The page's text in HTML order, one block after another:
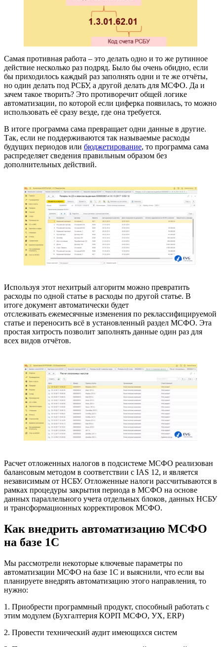
Самая противная работа – это делать одно и то же рутинное
действие несколько раз подряд. Было бы очень обидно, если
бы приходилось каждый раз заполнять одни и те же отчёты,
но один делать под РСБУ, а другой делать для МСФО. Да и
зачем такое творить? Это противоречит общей логике
автоматизации, по которой если циферка появилась, то можно
использовать её сразу везде, где она требуется.
В итоге программа сама превращает одни данные в другие.
Так, если не поддерживаются так называемые расходы
будущих периодов или бюджетирование, то программа сама
распределяет сведения правильным образом без
дополнительных действий.
Используя этот нехитрый алгоритм можно превратить
расходы по одной статье в расходы по другой статье. В
итоге документ автоматически будет
отслеживать ежемесячные изменения по реклассифицируемой
статье и переносить всё в установленный раздел МСФО. Эта
простая хитрость позволит заполнять данные один раз для
всех видов отчётов.
Расчет отложенных налогов в подсистеме МСФО реализован
балансовым методом в соответствии с IAS 12, и является
независимым от НСБУ. Отложенные налоги рассчитываются в
рамках процедуры закрытия периода в МСФО на основе
данных параллельного учета отдельных блоков, данных НСБУ
и трансформационных корректировок МСФО.
Как внедрить автоматизацию МСФО
на базе 1С
Мы рассмотрели некоторые ключевые параметры по
автоматизации МСФО на базе 1С и выяснили, что если вы
планируете внедрять автоматизацию этого направления, то
нужно:
1. Приобрести программный продукт, способный работать с
этим модулем (Бухгалтерия КОРП МСФО, УХ, ERP)
2. Провести технический аудит имеющихся систем